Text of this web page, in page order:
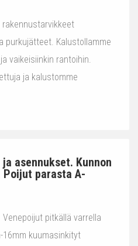
purkujätteet. Kalustollamme
vaikeisiinkin rantoihin.
ja kalustomme
asennukset. Kunnon
parasta A-
pitkällä varrella
16mm kuumasinkityt